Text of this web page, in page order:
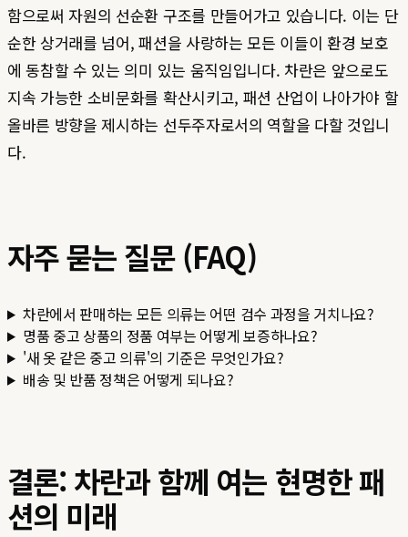
함으로써 자원의 선순환 구조를 만들어가고 있습니다. 이는 단
순한 상거래를 넘어, 패션을 사랑하는 모든 이들이 환경 보호
에 동참할 수 있는 의미 있는 움직임입니다. 차란은 앞으로도
지속 가능한 소비문화를 확산시키고, 패션 산업이 나아가야 할
올바른 방향을 제시하는 선두주자로서의 역할을 다할 것입니
다.
자주 묻는 질문 (FAQ)
차란에서 판매하는 모든 의류는 어떤 검수 과정을 거치나요?
명품 중고 상품의 정품 여부는 어떻게 보증하나요?
'새 옷 같은 중고 의류'의 기준은 무엇인가요?
배송 및 반품 정책은 어떻게 되나요?
결론: 차란과 함께 여는 현명한 패
션의 미래